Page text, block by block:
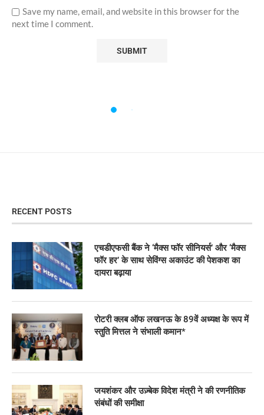
Save my name, email, and website in this browser for the
next time I comment.
RECENT POSTS
एचडीएफसी बैंक ने ‘मैक्स फॉर सीनियर्स’ और ‘मैक्स
फॉर हर’ के साथ सेविंग्स अकाउंट की पेशकश का
दायरा बढ़ाया
रोटरी क्लब ऑफ लखनऊ के 89वें अध्यक्ष के रूप में
स्तुति मित्तल ने संभाली कमान*
जयशंकर और उज़्बेक विदेश मंत्री ने की रणनीतिक
संबंधों की समीक्षा